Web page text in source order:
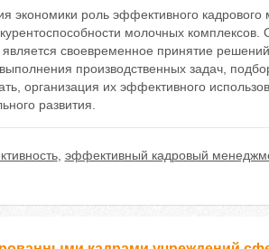
экономики роль эффективного
молочных
своевременное принятие
производственных задач,
организация их эффективного
развития.
, эффективный кадровый